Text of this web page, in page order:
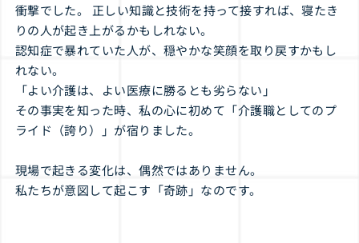
衝撃でした。 正しい知識と技術を持って接すれば、寝たき
りの人が起き上がるかもしれない。
認知症で暴れていた人が、穏やかな笑顔を取り戻すかもし
れない。
「よい介護は、よい医療に勝るとも劣らない」
その事実を知った時、私の心に初めて「介護職としてのプ
ライド（誇り）」が宿りました。
現場で起きる変化は、偶然ではありません。
私たちが意図して起こす「奇跡」なのです。